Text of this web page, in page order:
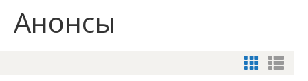
Анонсы